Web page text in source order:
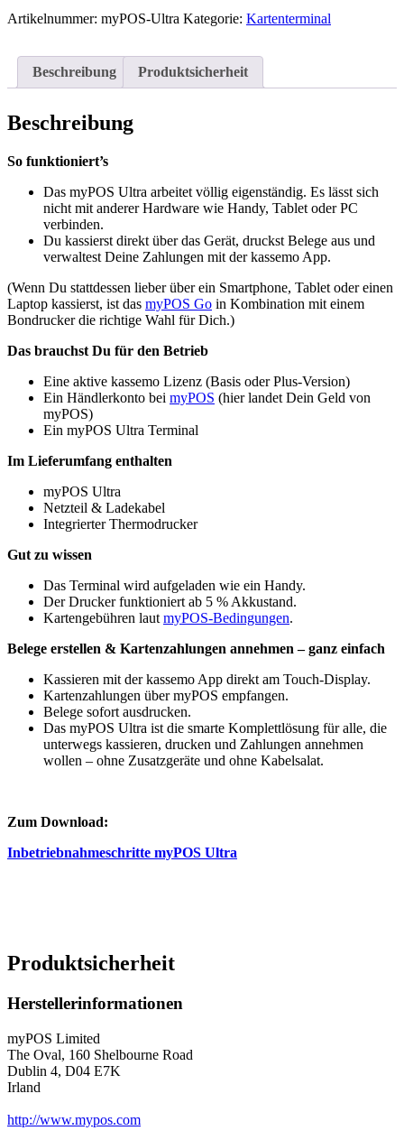
Dein
Bondrucker
Artikelnummer: myPOS-Ultra Kategorie: Kartenterminal
Beschreibung Produktsicherheit
Beschreibung
So funktioniert’s
Das myPOS Ultra arbeitet völlig eigenständig. Es lässt sich
nicht mit anderer Hardware wie Handy, Tablet oder PC
verbinden.
Du kassierst direkt über das Gerät, druckst Belege aus und
verwaltest Deine Zahlungen mit der kassemo App.
(Wenn Du stattdessen lieber über ein Smartphone, Tablet oder einen
Laptop kassierst, ist das myPOS Go in Kombination mit einem
Bondrucker die richtige Wahl für Dich.)
Das brauchst Du für den Betrieb
Eine aktive kassemo Lizenz (Basis oder Plus-Version)
Ein Händlerkonto bei myPOS (hier landet Dein Geld von
myPOS)
Ein myPOS Ultra Terminal
Im Lieferumfang enthalten
myPOS Ultra
Netzteil & Ladekabel
Integrierter Thermodrucker
Gut zu wissen
Das Terminal wird aufgeladen wie ein Handy.
Der Drucker funktioniert ab 5 % Akkustand.
Kartengebühren laut myPOS-Bedingungen.
Belege erstellen & Kartenzahlungen annehmen – ganz einfach
Kassieren mit der kassemo App direkt am Touch-Display.
Kartenzahlungen über myPOS empfangen.
Belege sofort ausdrucken.
Das myPOS Ultra ist die smarte Komplettlösung für alle, die
unterwegs kassieren, drucken und Zahlungen annehmen
wollen – ohne Zusatzgeräte und ohne Kabelsalat.
Zum Download:
Inbetriebnahmeschritte myPOS Ultra
Produktsicherheit
Herstellerinformationen
myPOS Limited
The Oval, 160 Shelbourne Road
Dublin 4, D04 E7K
Irland
http://www.mypos.com